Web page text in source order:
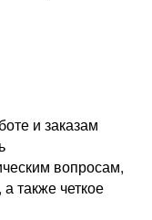
и заказам
вопросам,
также четкое